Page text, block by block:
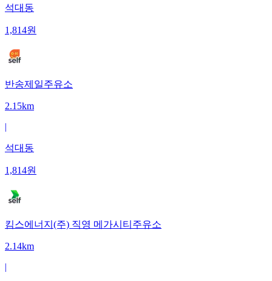
석대동
1,814원
반송제일주유소
2.15km
|
석대동
1,814원
킴스에너지(주) 직영 메가시티주유소
2.14km
|